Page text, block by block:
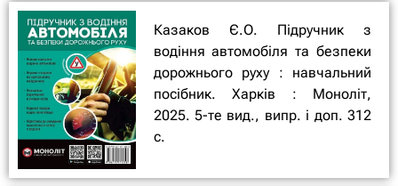
Казаков Є.О. Підручник з
водіння автомобіля та безпеки
дорожнього руху : навчальний
посібник. Харків : Моноліт,
2025. 5-те вид., випр. і доп. 312
с.